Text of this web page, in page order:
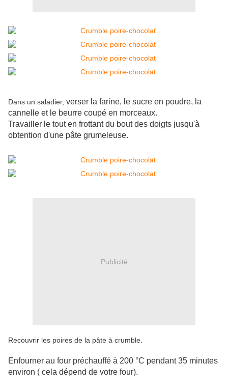
Dans un saladier, verser la farine, le sucre en poudre, la
cannelle et le beurre coupé en morceaux.
Travailler le tout en frottant du bout des doigts jusqu'à
obtention d'une pâte grumeleuse.
Publicité
Recouvrir les poires de la pâte à crumble.
Enfourner au four préchauffé à 200 °C pendant 35 minutes
environ ( cela dépend de votre four).